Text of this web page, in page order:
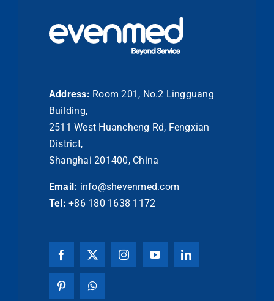
Address: Room 201, No.2 Lingguang
Building,
2511 West Huancheng Rd, Fengxian
District,
Shanghai 201400, China
Email: info@shevenmed.com
Tel: +86 180 1638 1172